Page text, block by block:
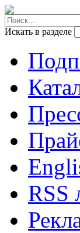
Искать в разделе
RSS